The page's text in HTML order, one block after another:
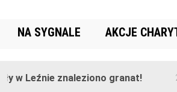
NA SYGNALE AKCJE
znaleziono granat! 2 lata temu